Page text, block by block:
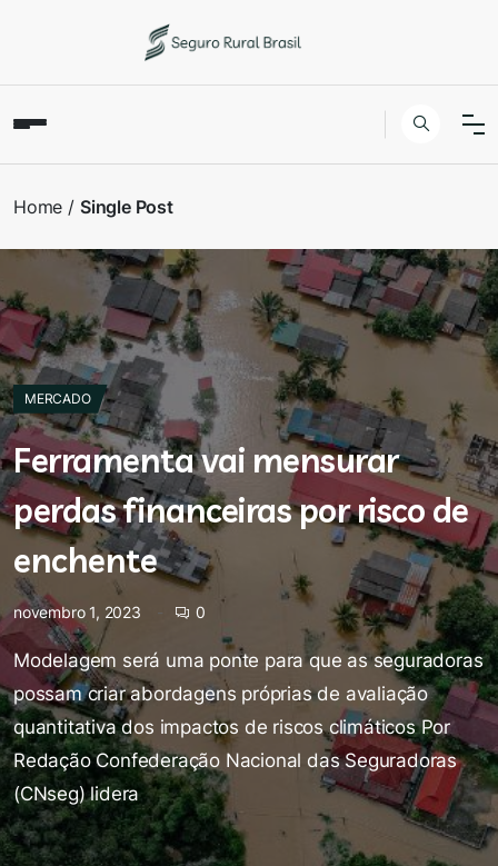
Home Single Post
MERCADO
Ferramenta vai mensurar
perdas financeiras por risco de
enchente
novembro 1, 2023 0
Modelagem será uma ponte para que as seguradoras
possam criar abordagens próprias de avaliação
quantitativa dos impactos de riscos climáticos Por
Redação Confederação Nacional das Seguradoras
(CNseg) lidera